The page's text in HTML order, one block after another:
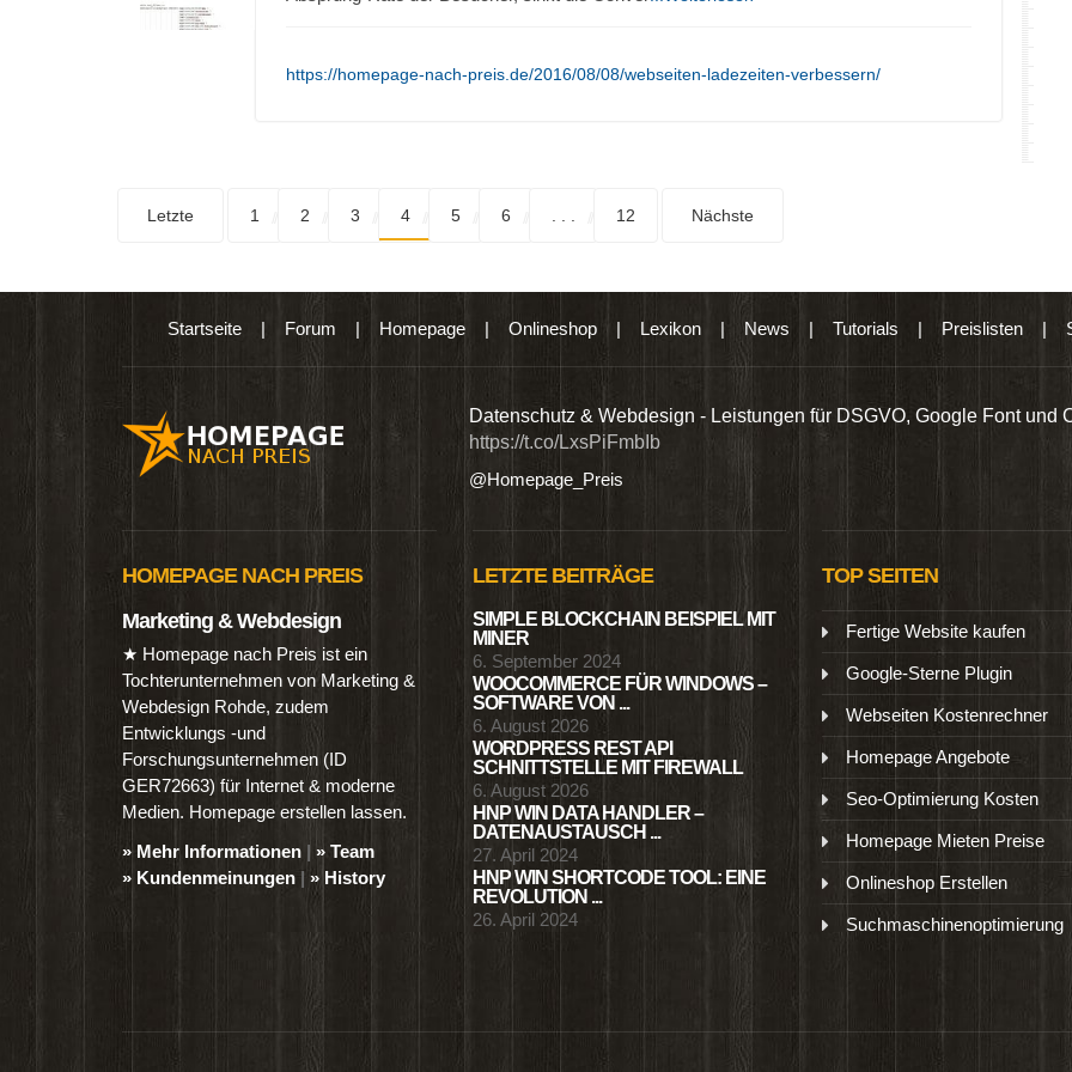
https://homepage-nach-preis.de/2016/08/08/webseiten-ladezeiten-verbessern/
Letzte 1 2 3 4 5 6 12 Nächste
Startseite| Forum | Homepage| Onlineshop| Lexikon| News | Tutorials | Preislisten|
Produkten wie Ebooks & DVDs.… Datenschutz & Webdesign - Leistungen für DSGVO, Google Font und
https://t.co/LxsPiFmbIb
@Homepage_Preis
HOMEPAGE NACH PREIS
Marketing & Webdesign
★ Homepage nach Preis ist ein
Tochterunternehmen von Marketing &
Webdesign Rohde, zudem
Entwicklungs -und
Forschungsunternehmen (ID
GER72663) für Internet & moderne
Medien. Homepage erstellen lassen.
» Mehr Informationen | » Team
» Kundenmeinungen | » History
LETZTE BEITRÄGE
SIMPLE BLOCKCHAIN BEISPIEL MIT
MINER
6. September 2024
WOOCOMMERCE FÜR WINDOWS –
SOFTWARE VON ...
6. August 2026
WORDPRESS REST API
SCHNITTSTELLE MIT FIREWALL
6. August 2026
HNP WIN DATA HANDLER –
DATENAUSTAUSCH ...
27. April 2024
HNP WIN SHORTCODE TOOL: EINE
REVOLUTION ...
26. April 2024
TOP SEITEN
Fertige Website kaufen
Google-Sterne Plugin
Webseiten Kostenrechner
Homepage Angebote
Seo-Optimierung Kosten
Homepage Mieten Preise
Onlineshop Erstellen
Suchmaschinenoptimierung